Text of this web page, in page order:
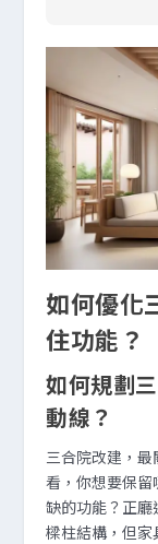
如何優化
住功能？
如何規劃
動線？
三合院改建，
看，你想要保
缺的功能？正
樑柱結構，但